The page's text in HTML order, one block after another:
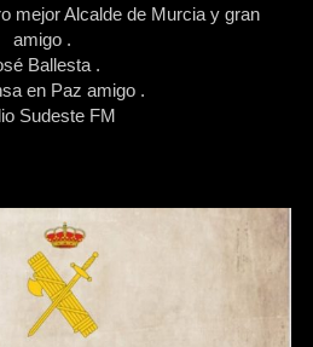
mejor Alcalde de Murcia y gran
amigo .
Ballesta .
en Paz amigo .
Sudeste FM